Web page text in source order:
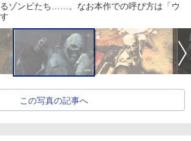
ゾンビたち……。なお本作での呼び方は「ウ
この写真の記事へ